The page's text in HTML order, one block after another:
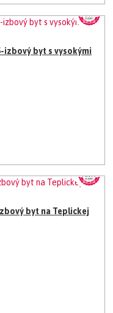
izbový byt s vysokými
byt na Teplickej